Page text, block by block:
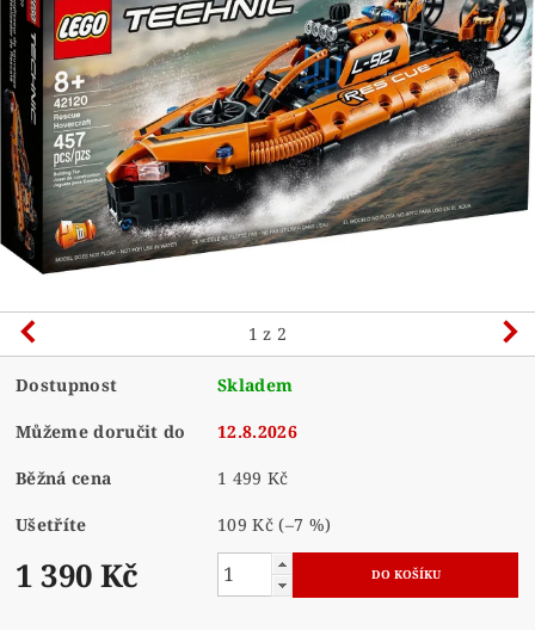
1 z 2
Dostupnost Skladem
Můžeme doručit do 12.8.2026
Běžná cena 1 499 Kč
Ušetříte 109 Kč(–7 %)
1 390 Kč